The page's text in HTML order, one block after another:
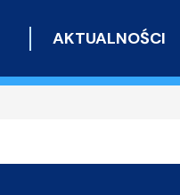
AKTUALNOŚCI